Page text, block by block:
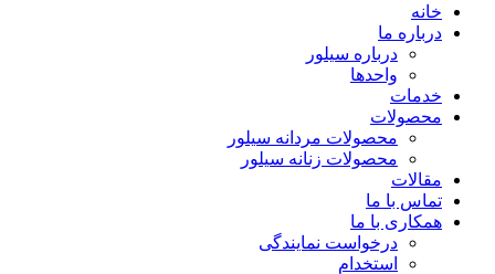
خانه
درباره ما
درباره سیلور
واحدها
خدمات
محصولات
محصولات مردانه سیلور
محصولات زنانه سیلور
مقالات
تماس با ما
همکاری با ما
درخواست نمایندگی
استخدام